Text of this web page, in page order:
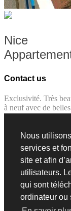
Nous
services et
site et afin
utilisateurs.
qui sont
ordinateur ou
Nice
Contact us
Exclusivité. Très
à neuf avec de
afficher le site en :